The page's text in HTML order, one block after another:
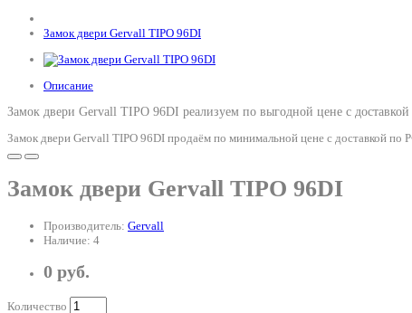
Замок двери Gervall TIPO 96DI
Описание
Замок двери Gervall TIPO 96DI реализуем по выгодной цене с
Замок двери Gervall TIPO 96DI продаём по минимальной цене с доставкой по
Замок двери Gervall TIPO 96DI
Производитель: Gervall
Наличие: 4
0 руб.
Количество